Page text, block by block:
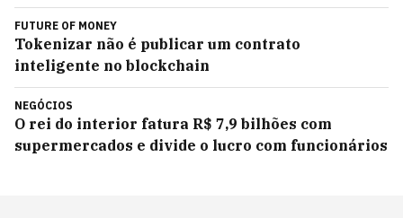
FUTURE OF MONEY
Tokenizar não é publicar um contrato
inteligente no blockchain
NEGÓCIOS
O rei do interior fatura R$ 7,9 bilhões com
supermercados e divide o lucro com funcionários